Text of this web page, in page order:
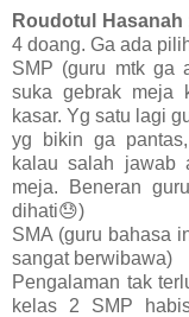
Roudotul Hasanah
4 doang. Ga ada
SMP (guru mtk ga
suka gebrak meja
kasar. Yg satu lagi
yg bikin ga
kalau salah jawab
meja. Beneran
dihati😓)
SMA (guru bahasa
sangat berwibawa)
Pengalaman tak
kelas 2 SMP